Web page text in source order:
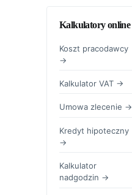
Kalkulatory online
Koszt pracodawcy
→
Kalkulator VAT →
Umowa zlecenie →
Kredyt hipoteczny
→
Kalkulator
nadgodzin →